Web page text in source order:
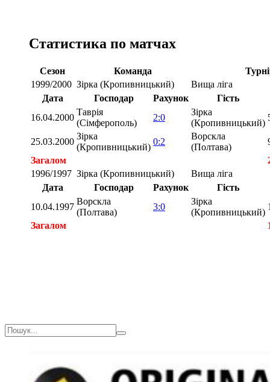
Статистика по матчах
Сезон Команда
1999/2000 Зірка (Кропивницький)
Вища ліга
Дата
Господар Рахунок
Гість
16.04.2000
Таврія
(Сімферополь)
2:0
Зірка
(Кропивницький)
25.03.2000
Зірка
(Кропивницький)
0:2
Ворскла
(Полтава)
Загалом
1996/1997 Зірка (Кропивницький)
Вища ліга
Дата
Господар Рахунок
Гість
10.04.1997
Ворскла
(Полтава)
3:0
Зірка
(Кропивницький)
Загалом